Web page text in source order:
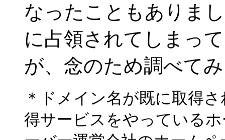
なったこともありま
に占領されてしまっ
が、念のため調べて
＊ドメイン名が既に取得
得サービスをやっている